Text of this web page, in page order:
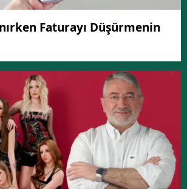
Faturayı Düşürmenin